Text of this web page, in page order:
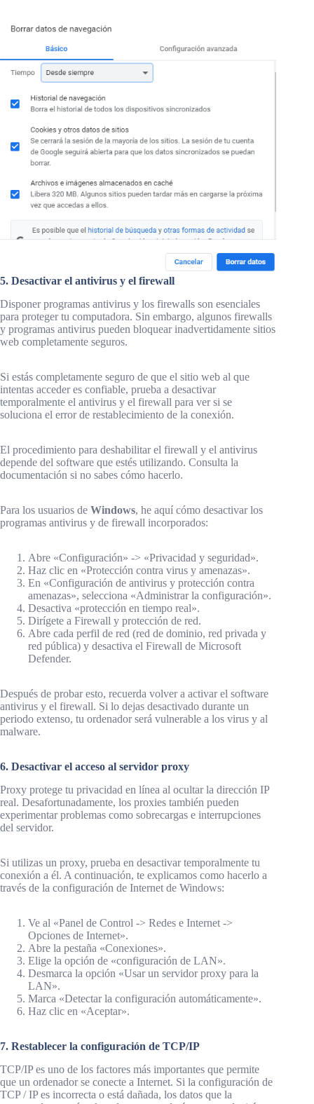
5. Desactivar el antivirus y el firewall
Disponer programas antivirus y los firewalls son esenciales
para proteger tu computadora. Sin embargo, algunos firewalls
y programas antivirus pueden bloquear inadvertidamente sitios
web completamente seguros.
Si estás completamente seguro de que el sitio web al que
intentas acceder es confiable, prueba a desactivar
temporalmente el antivirus y el firewall para ver si se
soluciona el error de restablecimiento de la conexión.
El procedimiento para deshabilitar el firewall y el antivirus
depende del software que estés utilizando. Consulta la
documentación si no sabes cómo hacerlo.
Para los usuarios de Windows, he aquí cómo desactivar los
programas antivirus y de firewall incorporados:
Abre «Configuración» -> «Privacidad y seguridad».
Haz clic en «Protección contra virus y amenazas».
En «Configuración de antivirus y protección contra
amenazas», selecciona «Administrar la configuración».
Desactiva «protección en tiempo real».
Dirígete a Firewall y protección de red.
Abre cada perfil de red (red de dominio, red privada y
red pública) y desactiva el Firewall de Microsoft
Defender.
Después de probar esto, recuerda volver a activar el software
antivirus y el firewall. Si lo dejas desactivado durante un
periodo extenso, tu ordenador será vulnerable a los virus y al
malware.
6. Desactivar el acceso al servidor proxy
Proxy protege tu privacidad en línea al ocultar la dirección IP
real. Desafortunadamente, los proxies también pueden
experimentar problemas como sobrecargas e interrupciones
del servidor.
Si utilizas un proxy, prueba en desactivar temporalmente tu
conexión a él. A continuación, te explicamos como hacerlo a
través de la configuración de Internet de Windows:
Ve al «Panel de Control -> Redes e Internet ->
Opciones de Internet».
Abre la pestaña «Conexiones».
Elige la opción de «configuración de LAN».
Desmarca la opción «Usar un servidor proxy para la
LAN».
Marca «Detectar la configuración automáticamente».
Haz clic en «Aceptar».
7. Restablecer la configuración de TCP/IP
TCP/IP es uno de los factores más importantes que permite
que un ordenador se conecte a Internet. Si la configuración de
TCP / IP es incorrecta o está dañada, los datos que la